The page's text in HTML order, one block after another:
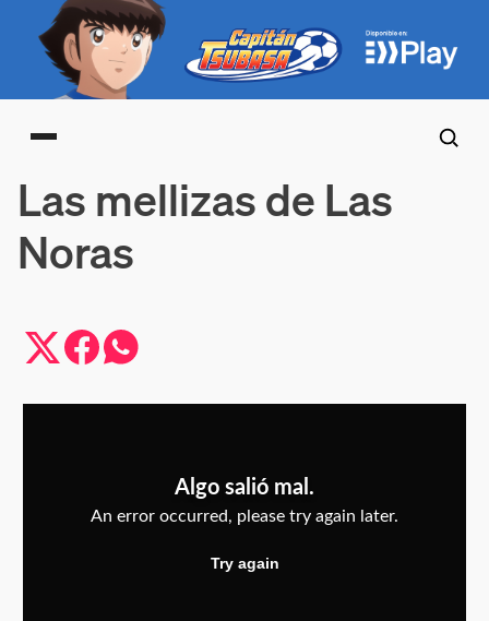
Main menu
Las mellizas de Las
Noras